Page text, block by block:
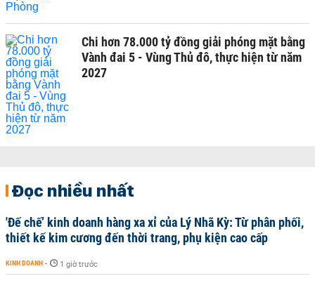
Chi hơn 78.000 tỷ đồng giải phóng mặt bằng
Vành đai 5 - Vùng Thủ đô, thực hiện từ năm
2027
Đọc nhiều nhất
'Đế chế’ kinh doanh hàng xa xỉ của Lý Nhã Kỳ: Từ phân phối,
thiết kế kim cương đến thời trang, phụ kiện cao cấp
KINH DOANH - 1 giờ trước